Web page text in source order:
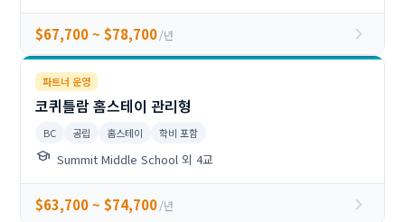
$67,700 ~ $78,700/년 chevron_right
파트너 운영
코퀴틀람 홈스테이 관리형
BC 공립 홈스테이 학비 포함
school Summit Middle School 외 4교
$63,700 ~ $74,700/년 chevron_right